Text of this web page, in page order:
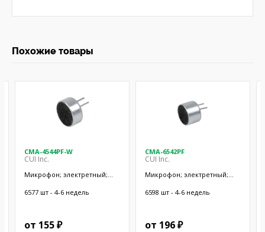
Похожие товары
CMA-4544PF-W
CUI Inc.
Микрофон; электретный;
Ø9,7x4,5мм; SMT
6577 шт - 4-6 недель
от 155 ₽
CMA-6542PF
CUI Inc.
Микрофон; электретный;
Ø9,4x6,5мм; SMT
6598 шт - 4-6 недель
от 196 ₽